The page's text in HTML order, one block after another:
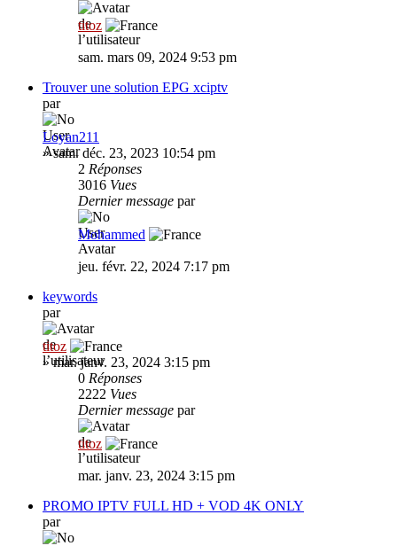
titoz
sam. mars 09, 2024 9:53 pm
Trouver une solution EPG xciptv
par
Loyan211
»sam. déc. 23, 2023 10:54 pm
2 Réponses
3016 Vues
Dernier message par
Mohammed
jeu. févr. 22, 2024 7:17 pm
keywords
par
titoz
»mar. janv. 23, 2024 3:15 pm
0 Réponses
2222 Vues
Dernier message par
titoz
mar. janv. 23, 2024 3:15 pm
PROMO IPTV FULL HD + VOD 4K ONLY
par